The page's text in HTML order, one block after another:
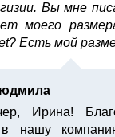
Вы мне
моего
Есть мой
Ирина!
нашу